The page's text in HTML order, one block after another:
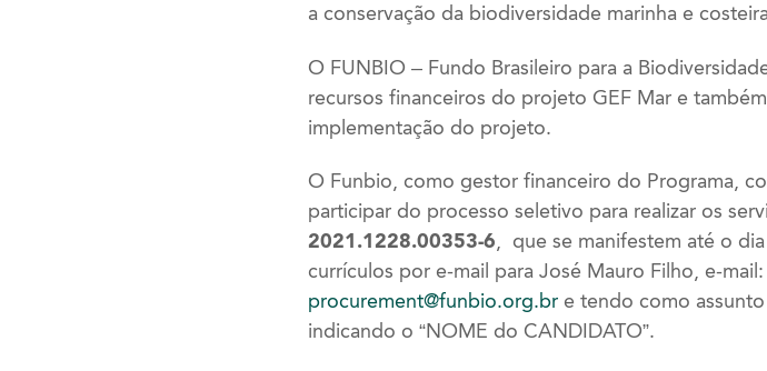
a conservação da biodiversidade marinha e
O FUNBIO – Fundo Brasileiro para a
recursos financeiros do projeto GEF Mar e
implementação do projeto.
O Funbio, como gestor financeiro do Programa,
participar do processo seletivo para realizar os
2021.1228.00353-6, que se manifestem até o dia
currículos por e-mail para José Mauro Filho, e-mail:
procurement@funbio.org.br e tendo como
indicando o “NOME do CANDIDATO”.